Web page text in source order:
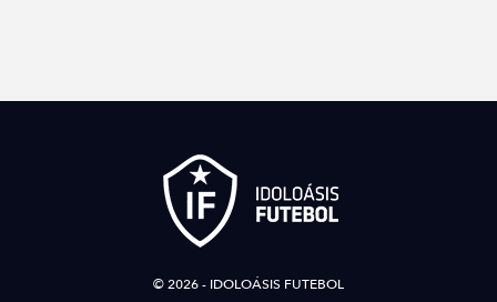
© 2026 - IDOLOÁSIS FUTEBOL